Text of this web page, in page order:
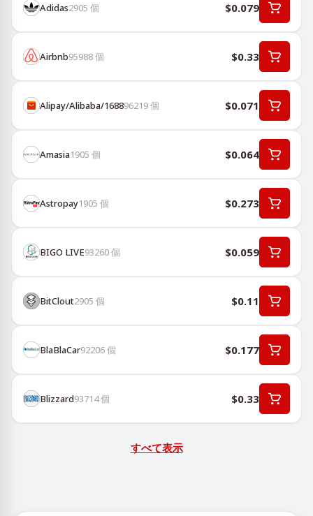
Adidas2905 個 $0.079
Airbnb95988個 $0.33
Alipay/Alibaba/168896219個 $0.071
Amasia1905 個 $0.064
Astropay1905 個 $0.273
BIGO LIVE93260個 $0.059
BitClout2905 個 $0.11
BlaBlaCar92206個 $0.177
Blizzard93714個 $0.33
すべて表示